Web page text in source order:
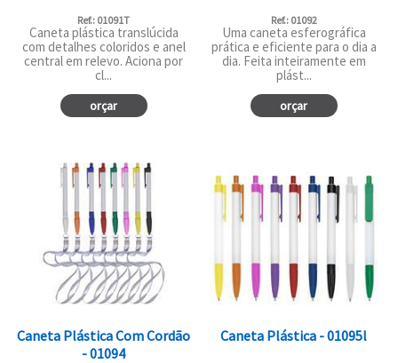
Ref.: 01091T
Caneta plástica translúcida
com detalhes coloridos e anel
central em relevo. Aciona por
cl...
orçar
Ref.: 01092
Uma caneta esferográfica
prática e eficiente para o dia a
dia. Feita inteiramente em
plást...
orçar
Caneta Plástica Com Cordão
- 01094
Caneta Plástica - 01095l